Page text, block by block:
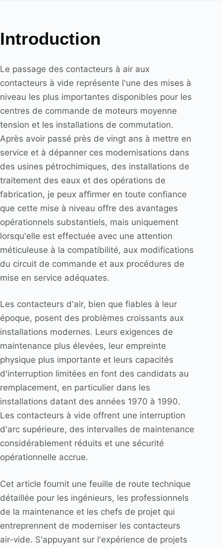
Introduction
Le passage des contacteurs à air aux
contacteurs à vide représente l'une des mises à
niveau les plus importantes disponibles pour les
centres de commande de moteurs moyenne
tension et les installations de commutation.
Après avoir passé près de vingt ans à mettre en
service et à dépanner ces modernisations dans
des usines pétrochimiques, des installations de
traitement des eaux et des opérations de
fabrication, je peux affirmer en toute confiance
que cette mise à niveau offre des avantages
opérationnels substantiels, mais uniquement
lorsqu'elle est effectuée avec une attention
méticuleuse à la compatibilité, aux modifications
du circuit de commande et aux procédures de
mise en service adéquates.
Les contacteurs d'air, bien que fiables à leur
époque, posent des problèmes croissants aux
installations modernes. Leurs exigences de
maintenance plus élevées, leur empreinte
physique plus importante et leurs capacités
d'interruption limitées en font des candidats au
remplacement, en particulier dans les
installations datant des années 1970 à 1990.
Les contacteurs à vide offrent une interruption
d'arc supérieure, des intervalles de maintenance
considérablement réduits et une sécurité
opérationnelle accrue.
Cet article fournit une feuille de route technique
détaillée pour les ingénieurs, les professionnels
de la maintenance et les chefs de projet qui
entreprennent de moderniser les contacteurs
air-vide. S'appuyant sur l'expérience de projets